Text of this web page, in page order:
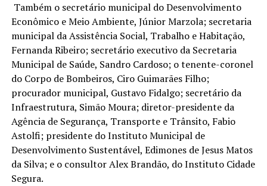
Também o secretário municipal do Desenvolvimento
Econômico e Meio Ambiente, Júnior Marzola; secretaria
municipal da Assistência Social, Trabalho e Habitação,
Fernanda Ribeiro; secretário executivo da Secretaria
Municipal de Saúde, Sandro Cardoso; o tenente-coronel
do Corpo de Bombeiros, Ciro Guimarães Filho;
procurador municipal, Gustavo Fidalgo; secretário da
Infraestrutura, Simão Moura; diretor-presidente da
Agência de Segurança, Transporte e Trânsito, Fabio
Astolfi; presidente do Instituto Municipal de
Desenvolvimento Sustentável, Edimones de Jesus Matos
da Silva; e o consultor Alex Brandão, do Instituto Cidade
Segura.